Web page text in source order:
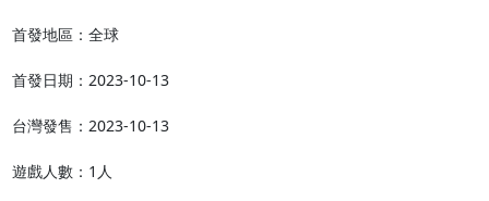
首發地區：全球
首發日期：2023-10-13
台灣發售：2023-10-13
遊戲人數：1人